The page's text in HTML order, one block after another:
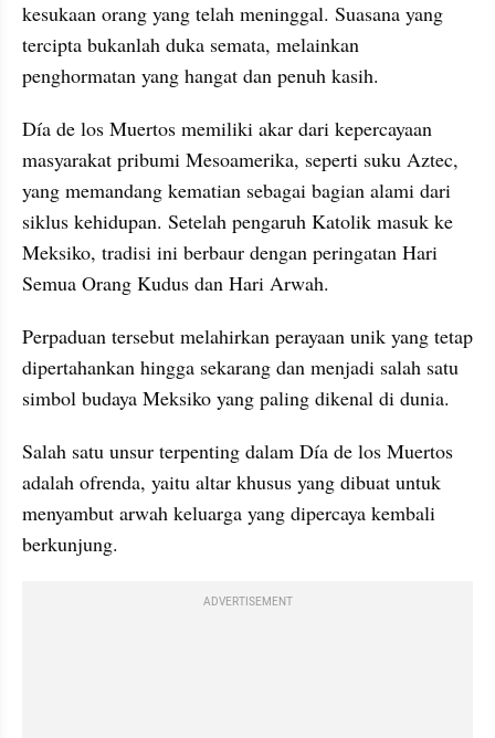
kesukaan orang yang telah meninggal. Suasana yang
tercipta bukanlah duka semata, melainkan
penghormatan yang hangat dan penuh kasih.
Día de los Muertos memiliki akar dari kepercayaan
masyarakat pribumi Mesoamerika, seperti suku Aztec,
yang memandang kematian sebagai bagian alami dari
siklus kehidupan. Setelah pengaruh Katolik masuk ke
Meksiko, tradisi ini berbaur dengan peringatan Hari
Semua Orang Kudus dan Hari Arwah.
Perpaduan tersebut melahirkan perayaan unik yang tetap
dipertahankan hingga sekarang dan menjadi salah satu
simbol budaya Meksiko yang paling dikenal di dunia.
Salah satu unsur terpenting dalam Día de los Muertos
adalah ofrenda, yaitu altar khusus yang dibuat untuk
menyambut arwah keluarga yang dipercaya kembali
berkunjung.
ADVERTISEMENT